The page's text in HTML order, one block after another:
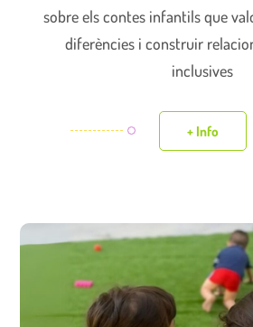
sobre els contes infantils que
diferències i construir
inclusives
+ Info